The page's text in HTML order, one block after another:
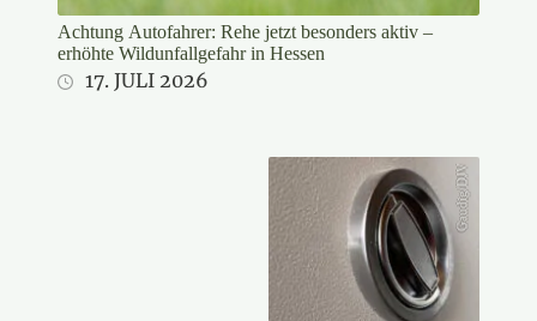
Achtung Autofahrer: Rehe jetzt besonders aktiv –
erhöhte Wildunfallgefahr in Hessen
17. JULI 2026
Gaudig/DJV